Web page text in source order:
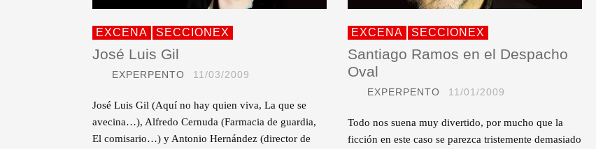
EXCENA SECCIONEX
José Luis Gil
EXPERPENTO 11/03/2009
José Luis Gil (Aquí no hay quien viva, La que se
avecina…), Alfredo Cernuda (Farmacia de guardia,
El comisario…) y Antonio Hernández (director de
EXCENA SECCIONEX
Santiago Ramos en el Despacho
Oval
EXPERPENTO 11/01/2009
Todo nos suena muy divertido, por mucho que la
ficción en este caso se parezca tristemente demasiado